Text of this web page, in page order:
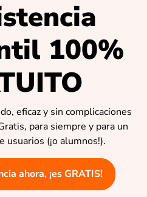
100%
eficaz y sin complicaciones
para siempre y para un
usuarios (¡o alumnos!).
ahora, ¡es GRATIS!